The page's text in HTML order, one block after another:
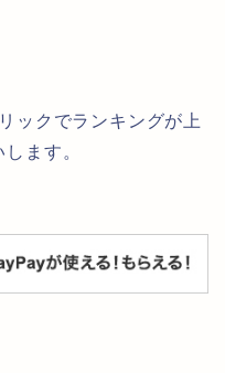
ックでランキングが上
ます。